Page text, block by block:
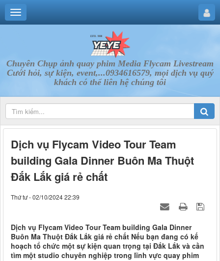
Chuyên Chụp ảnh quay phim Media Flycam Livestream
Cưới hỏi, sự kiện, event,...0934616579, mọi dịch vụ quý
khách có thể liên hệ chúng tôi
Dịch vụ Flycam Video Tour Team
building Gala Dinner Buôn Ma Thuột
Đắk Lắk giá rẻ chất
Thứ tư - 02/10/2024 22:39
Dịch vụ Flycam Video Tour Team building Gala Dinner
Buôn Ma Thuột Đắk Lắk giá rẻ chất Nếu bạn đang có kế
hoạch tổ chức một sự kiện quan trọng tại Đắk Lắk và cần
tìm một studio chuyên nghiệp trong lĩnh vực quay phim